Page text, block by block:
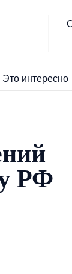
Это интересно
РФ